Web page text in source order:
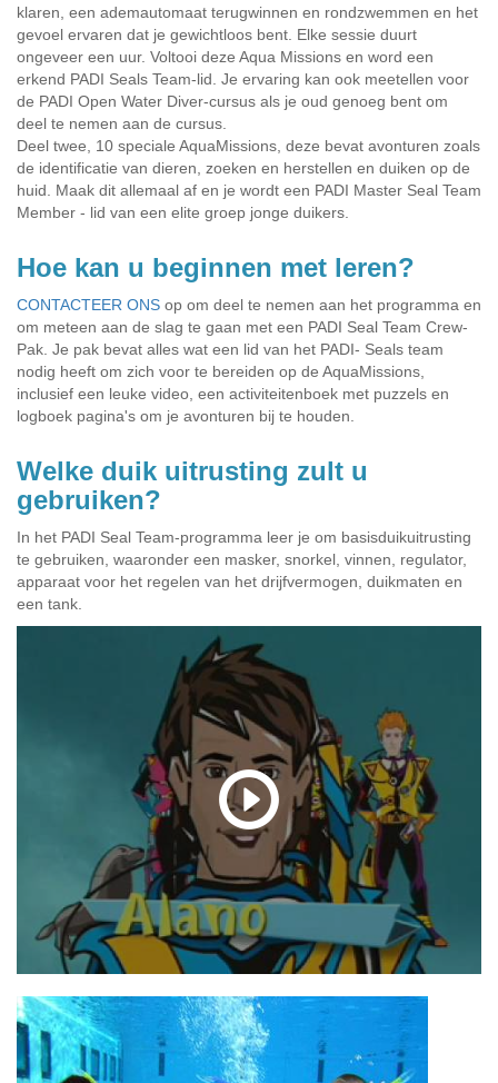
klaren, een ademautomaat terugwinnen en rondzwemmen en het
gevoel ervaren dat je gewichtloos bent. Elke sessie duurt
ongeveer een uur. Voltooi deze Aqua Missions en word een
erkend PADI Seals Team-lid. Je ervaring kan ook meetellen voor
de PADI Open Water Diver-cursus als je oud genoeg bent om
deel te nemen aan de cursus.
Deel twee, 10 speciale AquaMissions, deze bevat avonturen zoals
de identificatie van dieren, zoeken en herstellen en duiken op de
huid. Maak dit allemaal af en je wordt een PADI Master Seal Team
Member - lid van een elite groep jonge duikers.
Hoe kan u beginnen met leren?
CONTACTEER ONS op om deel te nemen aan het programma en
om meteen aan de slag te gaan met een PADI Seal Team Crew-
Pak. Je pak bevat alles wat een lid van het PADI- Seals team
nodig heeft om zich voor te bereiden op de AquaMissions,
inclusief een leuke video, een activiteitenboek met puzzels en
logboek pagina's om je avonturen bij te houden.
Welke duik uitrusting zult u
gebruiken?
In het PADI Seal Team-programma leer je om basisduikuitrusting
te gebruiken, waaronder een masker, snorkel, vinnen, regulator,
apparaat voor het regelen van het drijfvermogen, duikmaten en
een tank.